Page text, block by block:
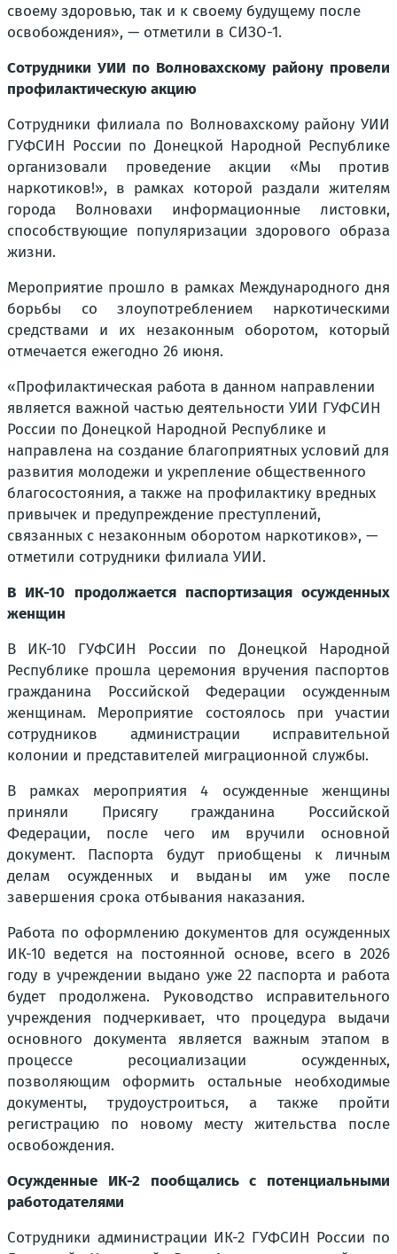
своему здоровью, так и к своему будущему после
освобождения», — отметили в СИЗО-1.
Сотрудники УИИ по Волновахскому району провели
профилактическую акцию
Сотрудники филиала по Волновахскому району УИИ
ГУФСИН России по Донецкой Народной Республике
организовали проведение акции «Мы против
наркотиков!», в рамках которой раздали жителям
города Волновахи информационные листовки,
способствующие популяризации здорового образа
жизни.
Мероприятие прошло в рамках Международного дня
борьбы со злоупотреблением наркотическими
средствами и их незаконным оборотом, который
отмечается ежегодно 26 июня.
«Профилактическая работа в данном направлении
является важной частью деятельности УИИ ГУФСИН
России по Донецкой Народной Республике и
направлена на создание благоприятных условий для
развития молодежи и укрепление общественного
благосостояния, а также на профилактику вредных
привычек и предупреждение преступлений,
связанных с незаконным оборотом наркотиков», —
отметили сотрудники филиала УИИ.
В ИК-10 продолжается паспортизация осужденных
женщин
В ИК-10 ГУФСИН России по Донецкой Народной
Республике прошла церемония вручения паспортов
гражданина Российской Федерации осужденным
женщинам. Мероприятие состоялось при участии
сотрудников администрации исправительной
колонии и представителей миграционной службы.
В рамках мероприятия 4 осужденные женщины
приняли Присягу гражданина Российской
Федерации, после чего им вручили основной
документ. Паспорта будут приобщены к личным
делам осужденных и выданы им уже после
завершения срока отбывания наказания.
Работа по оформлению документов для осужденных
ИК-10 ведется на постоянной основе, всего в 2026
году в учреждении выдано уже 22 паспорта и работа
будет продолжена. Руководство исправительного
учреждения подчеркивает, что процедура выдачи
основного документа является важным этапом в
процессе ресоциализации осужденных,
позволяющим оформить остальные необходимые
документы, трудоустроиться, а также пройти
регистрацию по новому месту жительства после
освобождения.
Осужденные ИК-2 пообщались с потенциальными
работодателями
Сотрудники администрации ИК-2 ГУФСИН России по